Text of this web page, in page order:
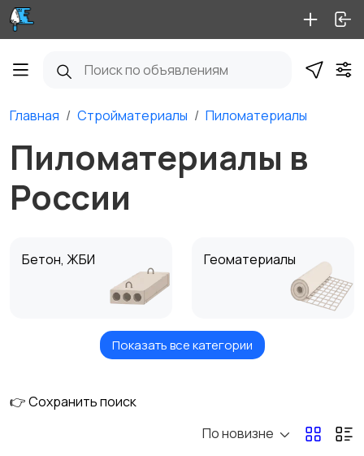
Главная Стройматериалы Пиломатериалы
Пиломатериалы в
России
Бетон, ЖБИ Геоматериалы
Кровля
Общестроительные
Показать все категории
👉 Сохранить поиск
По новизне